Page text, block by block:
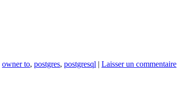
owner to, postgres, postgresql | Laisser un commentaire